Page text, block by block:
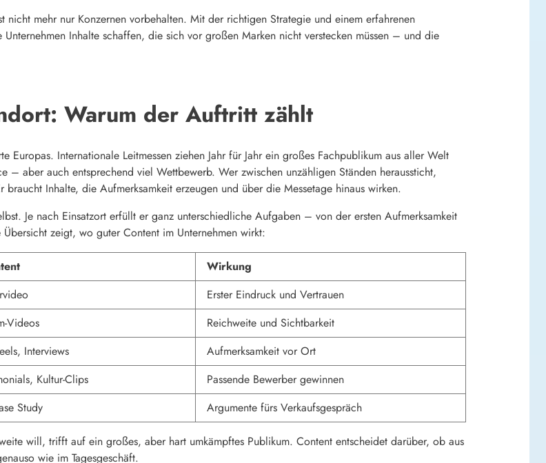
mehr nur Konzernen vorbehalten. Mit der richtigen Strategie und einem erfahrenen
Inhalte schaffen, die sich vor großen Marken nicht verstecken müssen – und die
Warum der Auftritt zählt
Europas. Internationale Leitmessen ziehen Jahr für Jahr ein großes Fachpublikum aus aller Welt
– aber auch entsprechend viel Wettbewerb. Wer zwischen unzähligen Ständen heraussticht,
Inhalte, die Aufmerksamkeit erzeugen und über die Messetage hinaus wirken.
Je nach Einsatzort erfüllt er ganz unterschiedliche Aufgaben – von der ersten Aufmerksamkeit
zeigt, wo guter Content im Unternehmen wirkt:
Wirkung
Erster Eindruck und Vertrauen
Videos
Reichweite und Sichtbarkeit
Interviews
Aufmerksamkeit vor Ort
Kultur-Clips
Passende Bewerber gewinnen
Study Argumente fürs Verkaufsgespräch
will, trifft auf ein großes, aber hart umkämpftes Publikum. Content entscheidet darüber, ob aus
wie im Tagesgeschäft.